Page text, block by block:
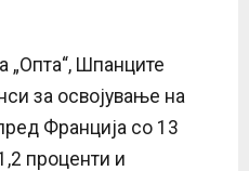
„Опта“, Шпанците
за освојување на
Франција со 13
проценти и